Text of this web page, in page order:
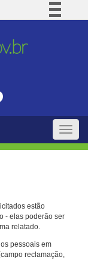
BR
Toggle
estão
- elas poderão ser
relatado.
pessoais em
reclamação,